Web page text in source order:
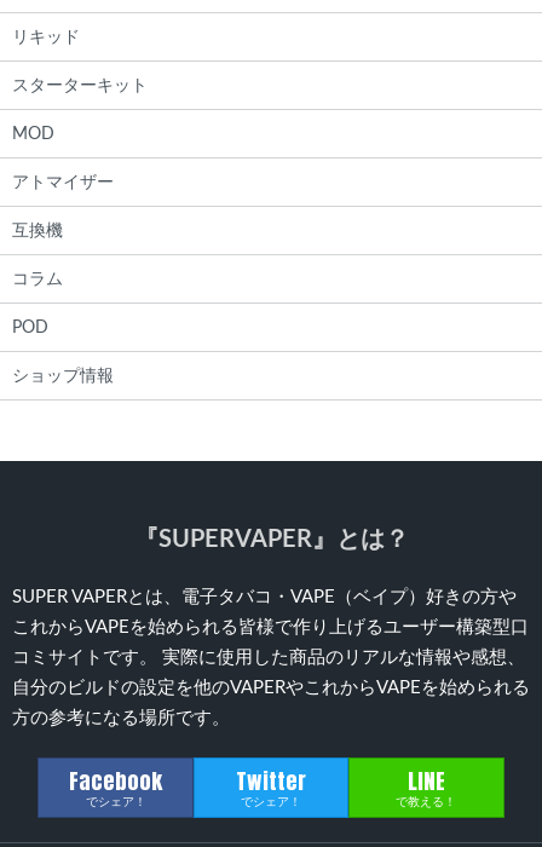
リキッド
スターターキット
MOD
アトマイザー
互換機
コラム
POD
ショップ情報
『SUPERVAPER』とは？
SUPER VAPERとは、電子タバコ・VAPE（ベイプ）好きの方や
これからVAPEを始められる皆様で作り上げるユーザー構築型口
コミサイトです。 実際に使用した商品のリアルな情報や感想、
自分のビルドの設定を他のVAPERやこれからVAPEを始められる
方の参考になる場所です。
Facebook
でシェア！
Twitter
でシェア！
LINE
で教える！